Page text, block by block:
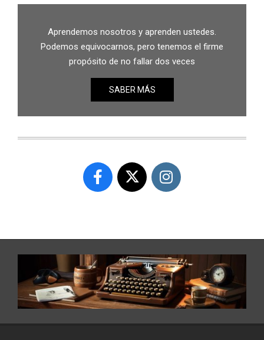
Aprendemos nosotros y aprenden ustedes.
Podemos equivocarnos, pero tenemos el firme
propósito de no fallar dos veces
SABER MÁS